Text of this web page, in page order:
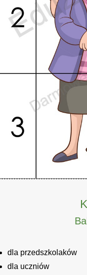
dla przedszkolaków
dla uczniów